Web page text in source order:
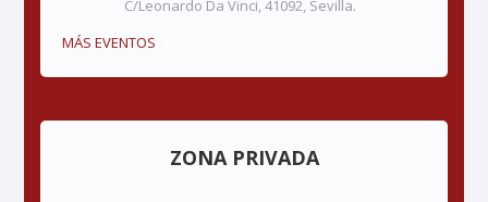
C/Leonardo Da Vinci, 41092, Sevilla.
MÁS EVENTOS
ZONA PRIVADA